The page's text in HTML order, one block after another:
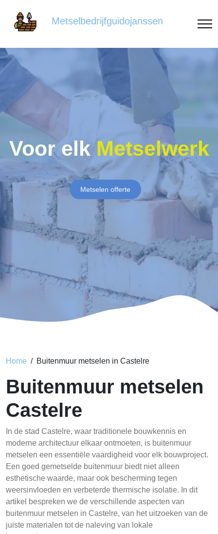
Metselbedrijfguidojanssen
Voor elk Metselwerk
Metselen offerte
Home Buitenmuur metselen in Castelre
Buitenmuur metselen
Castelre
In de stad Castelre, waar traditionele bouwkennis en
moderne architectuur elkaar ontmoeten, is buitenmuur
metselen een essentiële vaardigheid voor elk bouwproject.
Een goed gemetselde buitenmuur biedt niet alleen
esthetische waarde, maar ook bescherming tegen
weersinvloeden en verbeterde thermische isolatie. In dit
artikel bespreken we de verschillende aspecten van
buitenmuur metselen in Castelre, van het uitzoeken van de
juiste materialen tot de naleving van lokale